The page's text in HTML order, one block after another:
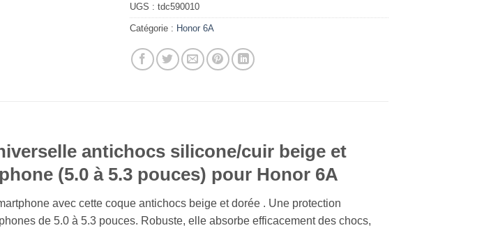
UGS :tdc590010
Catégorie : Honor 6A
antichocs silicone/cuir beige et
(5.0 à 5.3 pouces) pour Honor 6A
avec cette coque antichocs beige et dorée . Une protection
de 5.0 à 5.3 pouces. Robuste, elle absorbe efficacement des chocs,